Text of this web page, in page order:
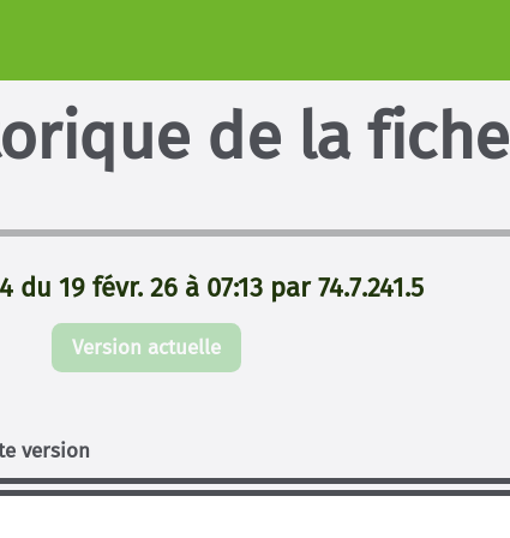
de la fiche
du 19 févr. 26 à 07:13 par 74.7.241.5
Version actuelle
version